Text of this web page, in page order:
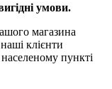
умови.
магазина
клієнти
пункті